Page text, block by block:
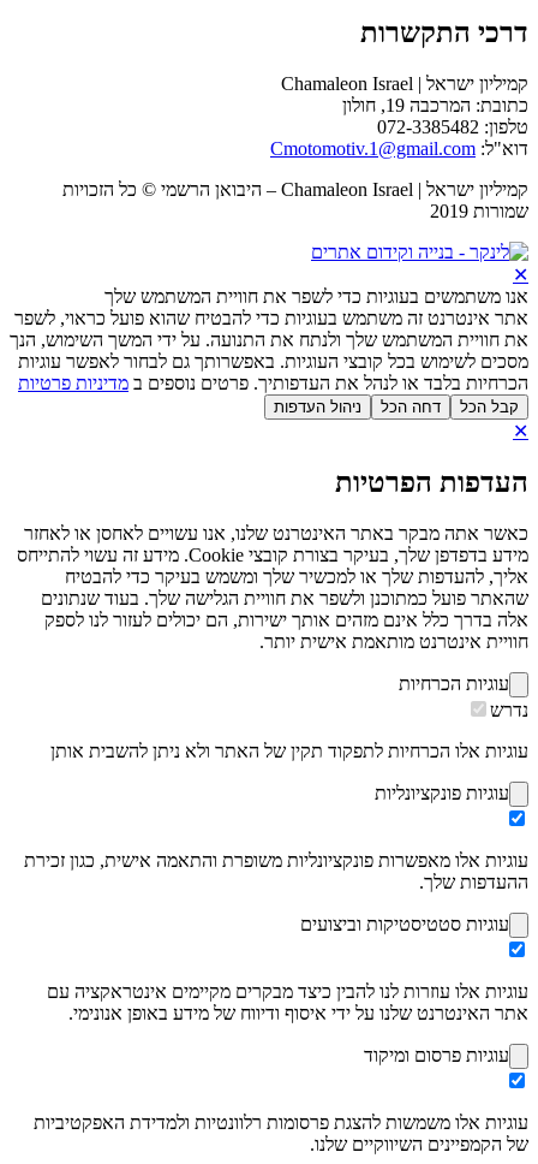
דרכי התקשרות
קמיליון ישראל | Chamaleon Israel
כתובת: המרכבה 19, חולון
טלפון: 072-3385482
דוא"ל: Cmotomotiv.1@gmail.com
קמיליון ישראל | Chamaleon Israel – היבואן הרשמי © כל הזכויות
שמורות 2019
✕
אנו משתמשים בעוגיות כדי לשפר את חוויית המשתמש שלך
אתר אינטרנט זה משתמש בעוגיות כדי להבטיח שהוא פועל כראוי, לשפר
את חוויית המשתמש שלך ולנתח את התנועה. על ידי המשך השימוש, הנך
מסכים לשימוש בכל קובצי העוגיות. באפשרותך גם לבחור לאפשר עוגיות
הכרחיות בלבד או לנהל את העדפותיך. פרטים נוספים ב מדיניות פרטיות
קבל הכל דחה הכל ניהול העדפות
✕
העדפות הפרטיות
כאשר אתה מבקר באתר האינטרנט שלנו, אנו עשויים לאחסן או לאחזר
מידע בדפדפן שלך, בעיקר בצורת קובצי Cookie. מידע זה עשוי להתייחס
אליך, להעדפות שלך או למכשיר שלך ומשמש בעיקר כדי להבטיח
שהאתר פועל כמתוכנן ולשפר את חוויית הגלישה שלך. בעוד שנתונים
אלה בדרך כלל אינם מזהים אותך ישירות, הם יכולים לעזור לנו לספק
חוויית אינטרנט מותאמת אישית יותר.
עוגיות הכרחיות
נדרש
עוגיות אלו הכרחיות לתפקוד תקין של האתר ולא ניתן להשבית אותן
עוגיות פונקציונליות
עוגיות אלו מאפשרות פונקציונליות משופרת והתאמה אישית, כגון זכירת
ההעדפות שלך.
עוגיות סטטיסטיקות וביצועים
עוגיות אלו עוזרות לנו להבין כיצד מבקרים מקיימים אינטראקציה עם
אתר האינטרנט שלנו על ידי איסוף ודיווח של מידע באופן אנונימי.
עוגיות פרסום ומיקוד
עוגיות אלו משמשות להצגת פרסומות רלוונטיות ולמדידת האפקטיביות
של הקמפיינים השיווקיים שלנו.